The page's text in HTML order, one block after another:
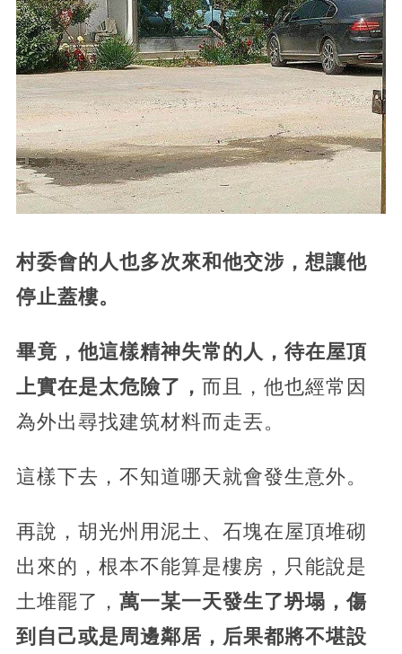
村委會的人也多次來和他交涉，想讓他
停止蓋樓。
畢竟，他這樣精神失常的人，待在屋頂
上實在是太危險了， 而且，他也經常因
為外出尋找建筑材料而走丟。
這樣下去，不知道哪天就會發生意外。
再說，胡光州用泥土、石塊在屋頂堆砌
出來的，根本不能算是樓房，只能說是
土堆罷了， 萬一某一天發生了坍塌，傷
到自己或是周邊鄰居，后果都將不堪設